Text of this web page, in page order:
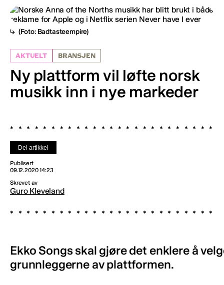
(Foto: Badtasteempire)
AKTUELT BRANSJEN
Ny plattform vil løfte norsk
musikk inn i nye markeder
Del artikkel
Publisert
09.12.2020 14:23
Skrevet av
Guro Kleveland
Ekko Songs skal gjøre det enklere å
grunnleggerne av plattformen.